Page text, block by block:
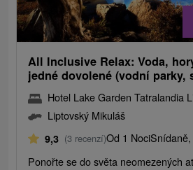
All Inclusive Relax: Voda,
jedné dovolené (vodní parky,
Hotel Lake Garden Tatralandia
Liptovský Mikuláš
9,3 (3 recenzí)Od 1 Noci
Ponořte se do světa neomezených